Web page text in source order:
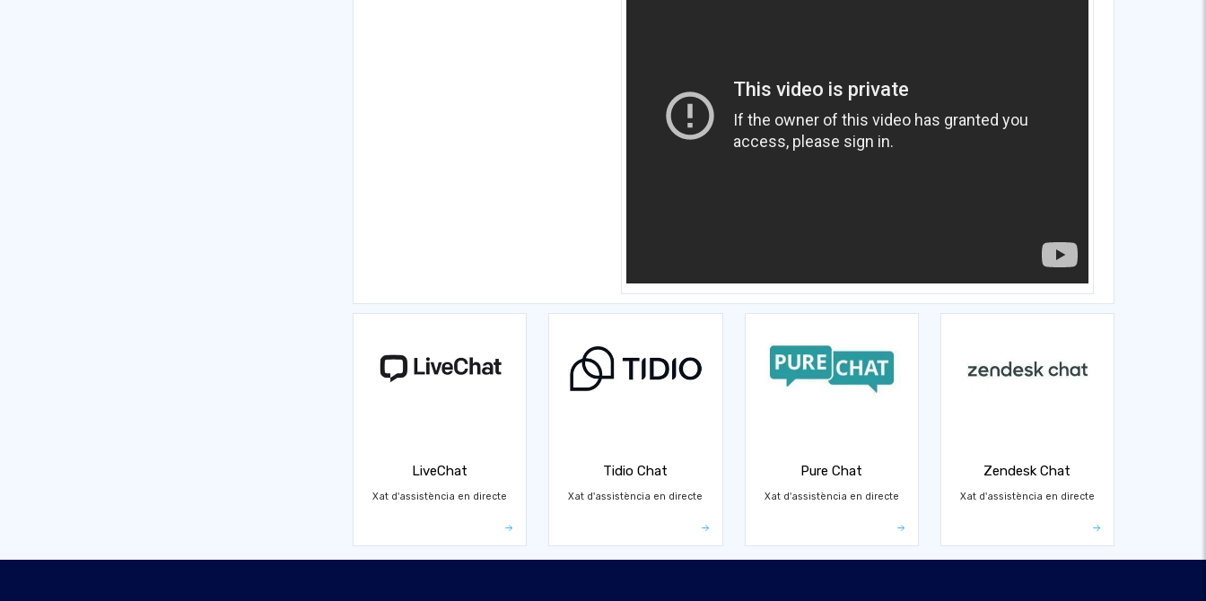
LiveChat
Xat d'assistència en directe
Tidio Chat
Xat d'assistència en directe
Pure Chat
Xat d'assistència en directe
Zendesk Chat
Xat d'assistència en directe